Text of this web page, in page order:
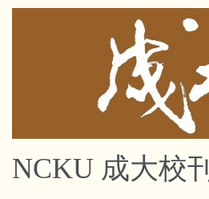
跳
NCKU 成大校刊